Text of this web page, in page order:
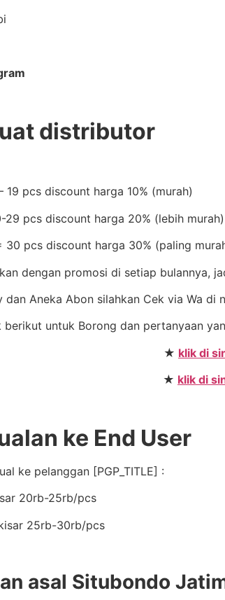
distributor
pcs discount harga 10% (murah)
pcs discount harga 20% (lebih murah)
pcs discount harga 30% (paling
dengan promosi di setiap bulannya,
dan Aneka Abon silahkan Cek via Wa
berikut untuk Borong dan pertanyaan
★ klik di
★ klik di
ke End User
ke pelanggan [PGP_TITLE] :
20rb-25rb/pcs
25rb-30rb/pcs
asal Situbondo